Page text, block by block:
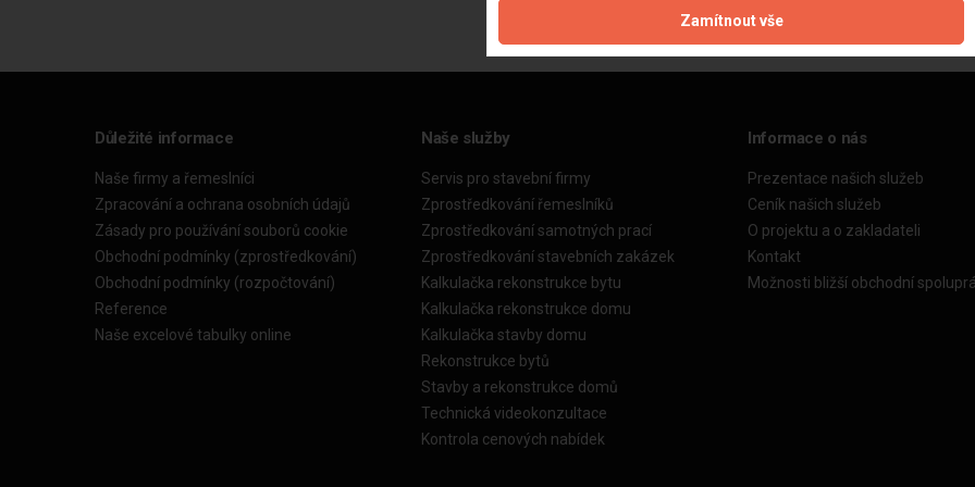
Důležité informace
Naše firmy a řemeslníci
Zpracování a ochrana osobních údajů
Zásady pro používání souborů cookie
Obchodní podmínky (zprostředkování)
Obchodní podmínky (rozpočtování)
Reference
Naše excelové tabulky online
Naše služby
Servis pro stavební firmy
Zprostředkování řemeslníků
Zprostředkování samotných prací
Zprostředkování stavebních zakázek
Kalkulačka rekonstrukce bytu
Kalkulačka rekonstrukce domu
Kalkulačka stavby domu
Rekonstrukce bytů
Stavby a rekonstrukce domů
Technická videokonzultace
Kontrola cenových nabídek
Informace o nás
Prezentace našich služeb
Ceník našich služeb
O projektu a o zakladateli
Kontakt
Možnosti bližší obchodní
Zamítnout vše